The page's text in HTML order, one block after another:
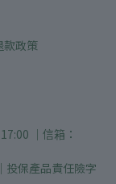
款政策
｜信箱：
投保產品責任險字